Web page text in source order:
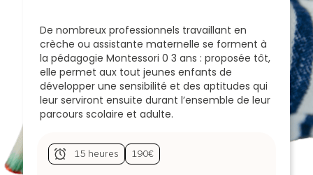
De nombreux professionnels travaillant en
crèche ou assistante maternelle se forment à
la pédagogie Montessori 0 3 ans : proposée tôt,
elle permet aux tout jeunes enfants de
développer une sensibilité et des aptitudes qui
leur serviront ensuite durant l’ensemble de leur
parcours scolaire et adulte.
15 heures 190€